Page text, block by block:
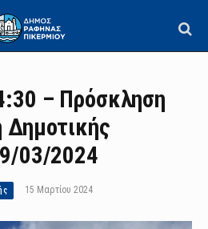
– Πρόσκληση
Δημοτικής
03/2024
15 Μαρτίου 2024